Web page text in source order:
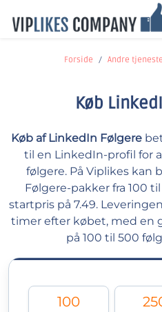
Forside Andre
Køb
Køb af LinkedIn Følgere
til en LinkedIn-profil for
følgere. På Viplikes kan
Følgere-pakker fra 100
startpris på 7.49.
timer efter købet, med en
på 100 til 500
100